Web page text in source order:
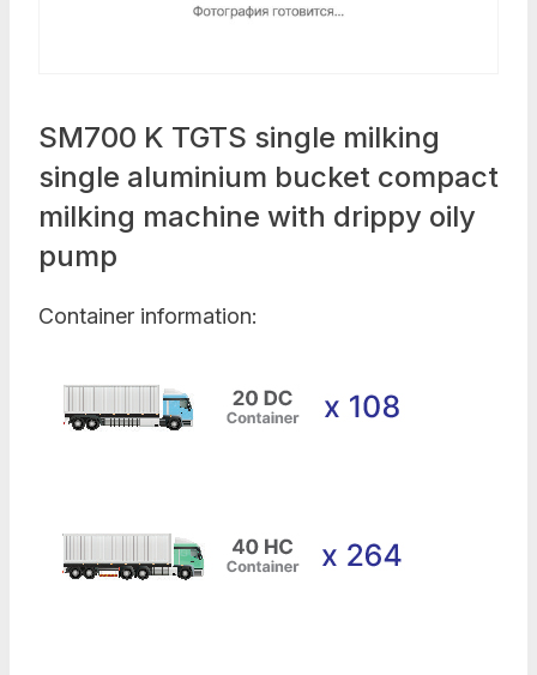
SM700 K TGTS single milking
single aluminium bucket compact
milking machine with drippy oily
pump
Container information: